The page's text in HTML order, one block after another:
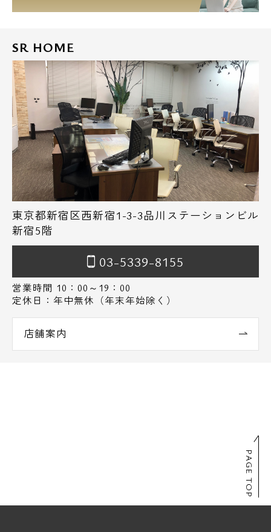
SR HOME
東京都新宿区西新宿1-3-3品川ステーションビル
新宿5階
03-5339-8155
営業時間 10：00～19：00
定休日：年中無休（年末年始除く）
店舗案内
PAGE TOP